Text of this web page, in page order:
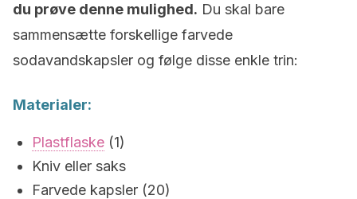
du prøve denne mulighed. Du skal bare
sammensætte forskellige farvede
sodavandskapsler og følge disse enkle trin:
Materialer:
Plastflaske (1)
Kniv eller saks
Farvede kapsler (20)